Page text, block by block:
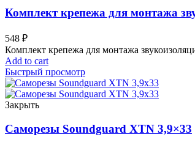
Комплект крепежа для монтажа
548 ₽
Комплект крепежа для монтажа
Add to cart
Быстрый просмотр
Закрыть
Саморезы Soundguard XTN 3,9×33